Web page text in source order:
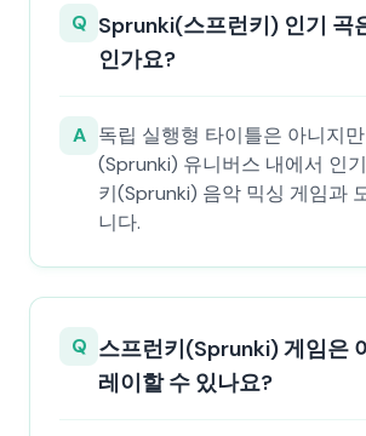
Q Sprunki(스프런키) 인기 곡
인가요?
A 독립 실행형 타이틀은 아니지
(Sprunki) 유니버스 내에서 인
키(Sprunki) 음악 믹싱 게임과
니다.
Q 스프런키(Sprunki) 게임은
레이할 수 있나요?